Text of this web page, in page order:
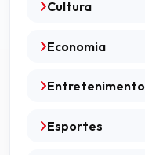
Cultura
Economia
Entretenimento
Esportes